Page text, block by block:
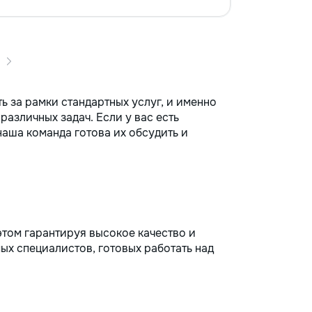
рамки стандартных услуг, и именно
задач. Если у вас есть
команда готова их обсудить и
гарантируя высокое качество и
специалистов, готовых работать над